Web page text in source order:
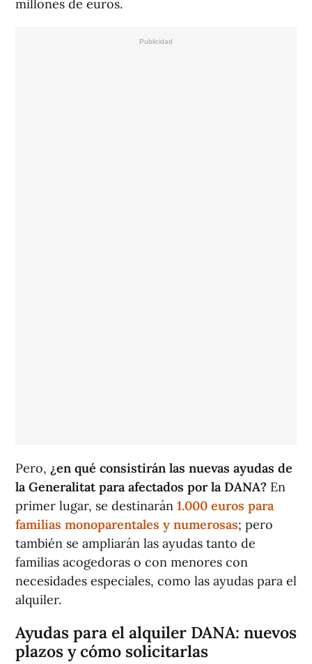
millones de euros.
Pero, ¿en qué consistirán las nuevas ayudas de
la Generalitat para afectados por la DANA? En
primer lugar, se destinarán 1.000 euros para
familias monoparentales y numerosas; pero
también se ampliarán las ayudas tanto de
familias acogedoras o con menores con
necesidades especiales, como las ayudas para el
alquiler.
Ayudas para el alquiler DANA: nuevos
plazos y cómo solicitarlas